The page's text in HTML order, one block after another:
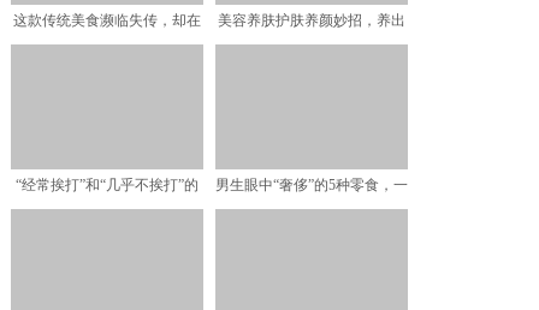
这款传统美食濒临失传，却在
美容养肤护肤养颜妙招，养出
“经常挨打”和“几乎不挨打”的
男生眼中“奢侈”的5种零食，一